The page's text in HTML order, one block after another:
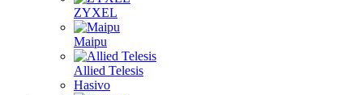
ZYXEL
Maipu
Allied Telesis
Hasivo